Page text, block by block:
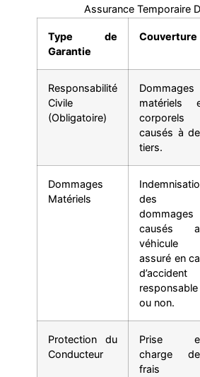
Assurance Temporaire
Type de
Garantie
Couverture
Responsabilité
Civile
(Obligatoire)
Dommages
matériels
corporels
causés à
tiers.
Dommages
Matériels
des
dommages
causés
véhicule
assuré en
d’accident
responsable
ou non.
Protection du
Conducteur
Prise
charge
frais